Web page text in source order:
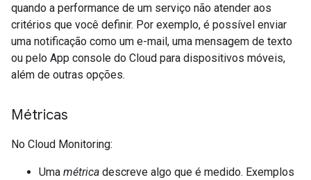
quando a performance de um serviço não atender aos
critérios que você definir. Por exemplo, é possível enviar
uma notificação como um e-mail, uma mensagem de texto
ou pelo App console do Cloud para dispositivos móveis,
além de outras opções.
Métricas
No Cloud Monitoring:
Uma métrica descreve algo que é medido. Exemplos